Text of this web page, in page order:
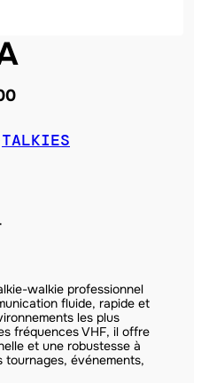
TALKIES
walkie professionnel
fluide, rapide et
les plus
fréquences VHF, il offre
et une robustesse à
événements,